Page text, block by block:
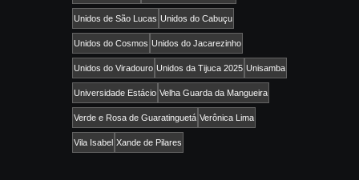
Unidos de São Lucas Unidos do Cabuçu
Unidos do Cosmos Unidos do Jacarezinho
Unidos do Viradouro Unidos da Tijuca 2025 Unisamba
Universidade Estácio Velha Guarda da Mangueira
Verde e Rosa de Guaratinguetá Verônica Lima
Vila Isabel Xande de Pilares